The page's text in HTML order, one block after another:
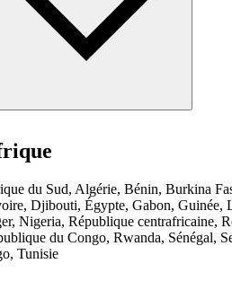
du Sud, Algérie, Bénin, Burkina
Djibouti, Égypte, Gabon, Guinée,
Nigeria, République centrafricaine,
du Congo, Rwanda, Sénégal,
Tunisie